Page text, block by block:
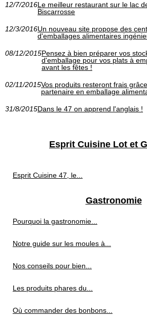
12/7/2016Le meilleur restaurant sur le lac
Biscarrosse
12/3/2016Un nouveau site propose des
d'emballages alimentaires
08/12/2015Pensez à bien préparer vos
d'emballage pour vos plats à
avant les fêtes !
02/11/2015Vos produits resteront frais
partenaire en emballage
31/8/2015Dans le 47 on apprend l'anglais !
Esprit Cuisine Lot et
Esprit Cuisine 47, le...
Gastronomie
Pourquoi la gastronomie...
Notre guide sur les moules à...
Nos conseils pour bien...
Les produits phares du...
Où commander des bonbons...